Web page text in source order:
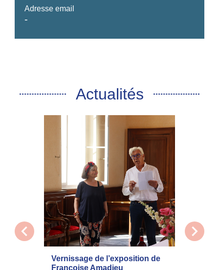
Adresse email
-
Actualités
Vernissage de l’exposition de
Françoise Amadieu
chevron_left chevron_right